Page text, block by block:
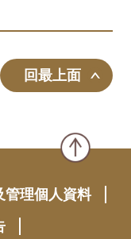
回最上面
管理個人資料